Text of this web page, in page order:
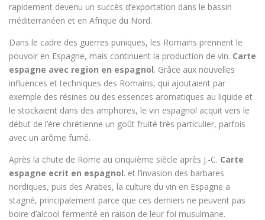
rapidement devenu un succès d’exportation dans le bassin
méditerranéen et en Afrique du Nord.
Dans le cadre des guerres puniques, les Romains prennent le
pouvoir en Espagne, mais continuent la production de vin. Carte
espagne avec region en espagnol. Grâce aux nouvelles
influences et techniques des Romains, qui ajoutaient par
exemple des résines ou des essences aromatiques au liquide et
le stockaient dans des amphores, le vin espagnol acquit vers le
début de l’ère chrétienne un goût fruité très particulier, parfois
avec un arôme fumé.
Après la chute de Rome au cinquième siècle après J.-C. Carte
espagne ecrit en espagnol. et l’invasion des barbares
nordiques, puis des Arabes, la culture du vin en Espagne a
stagné, principalement parce que ces derniers ne peuvent pas
boire d’alcool fermenté en raison de leur foi musulmane.